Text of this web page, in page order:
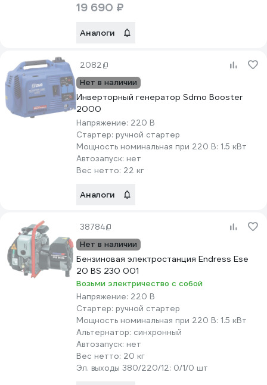
19 690 ₽
Аналоги
2082
Нет в наличии
Инверторный генератор Sdmo Booster
2000
Напряжение: 220 В
Стартер: ручной стартер
Мощность номинальная при 220 В: 1.5 кВт
Автозапуск: нет
Вес нетто: 22 кг
Аналоги
38784
Нет в наличии
Бензиновая электростанция Endress Ese
20 BS 230 001
Возьми электричество с собой
Напряжение: 220 В
Стартер: ручной стартер
Мощность номинальная при 220 В: 1.5 кВт
Альтернатор: синхронный
Автозапуск: нет
Вес нетто: 20 кг
Эл. выходы 380/220/12: 0/1/0 шт